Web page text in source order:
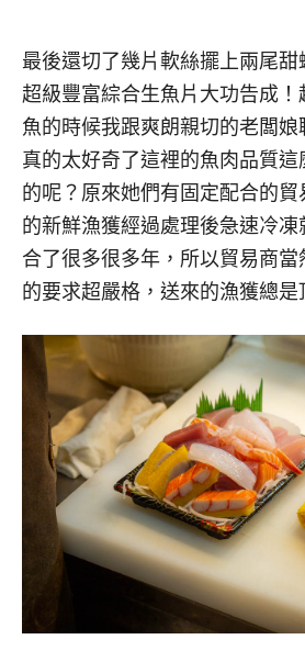
最後還切了幾片軟絲擺上兩尾甜
超級豐富綜合生魚片大功告成
魚的時候我跟爽朗親切的老闆
真的太好奇了這裡的魚肉品質
的呢？原來她們有固定配合的
的新鮮漁獲經過處理後急速冷
合了很多很多年，所以貿易商
的要求超嚴格，送來的漁獲總是